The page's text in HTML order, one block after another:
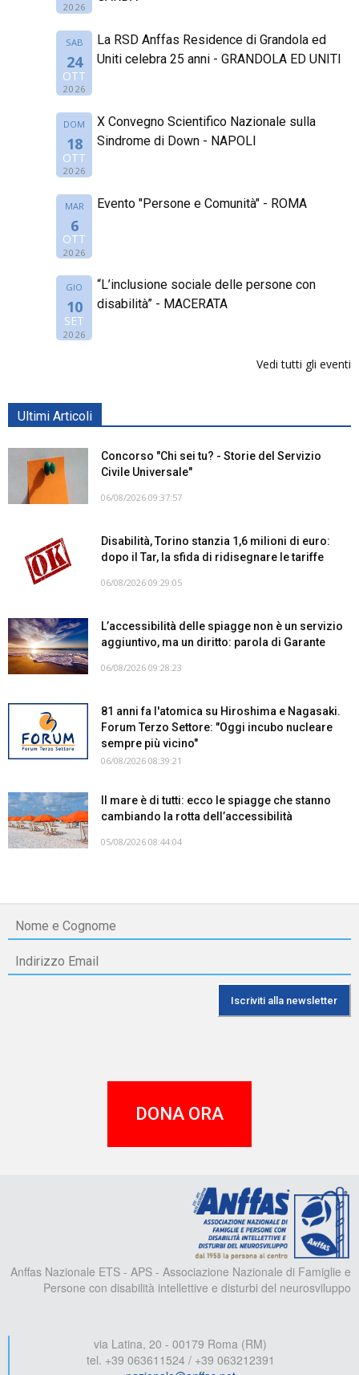
2026
SAB
24
OTT
2026
La RSD Anffas Residence di Grandola ed
Uniti celebra 25 anni - GRANDOLA ED UNITI
DOM
18
OTT
2026
X Convegno Scientifico Nazionale sulla
Sindrome di Down - NAPOLI
MAR
6
OTT
2026
Evento "Persone e Comunità" - ROMA
GIO
10
SET
2026
“L’inclusione sociale delle persone con
disabilità” - MACERATA
Vedi tutti gli eventi
Ultimi Articoli
Concorso "Chi sei tu? - Storie del Servizio
Civile Universale"
06/08/2026 09:37:57
Disabilità, Torino stanzia 1,6 milioni di euro:
dopo il Tar, la sfida di ridisegnare le tariffe
06/08/2026 09:29:05
L’accessibilità delle spiagge non è un servizio
aggiuntivo, ma un diritto: parola di Garante
06/08/2026 09:28:23
81 anni fa l'atomica su Hiroshima e Nagasaki.
Forum Terzo Settore: "Oggi incubo nucleare
sempre più vicino"
06/08/2026 08:39:21
Il mare è di tutti: ecco le spiagge che stanno
cambiando la rotta dell’accessibilità
05/08/2026 08:44:04
DONA ORA
Anffas Nazionale ETS - APS - Associazione Nazionale di Famiglie e
Persone con disabilità intellettive e disturbi del neurosviluppo
via Latina, 20 - 00179 Roma (RM)
tel. +39 063611524 / +39 063212391